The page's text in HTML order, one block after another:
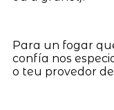
Para un fogar
confía nos
o teu provedor